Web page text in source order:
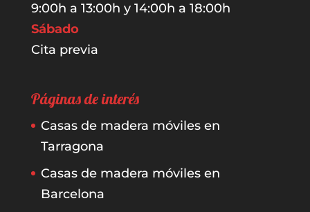
9:00h a 13:00h y 14:00h a 18:00h
Sábado
Cita previa
Páginas de interés
Casas de madera móviles en
Tarragona
Casas de madera móviles en
Barcelona